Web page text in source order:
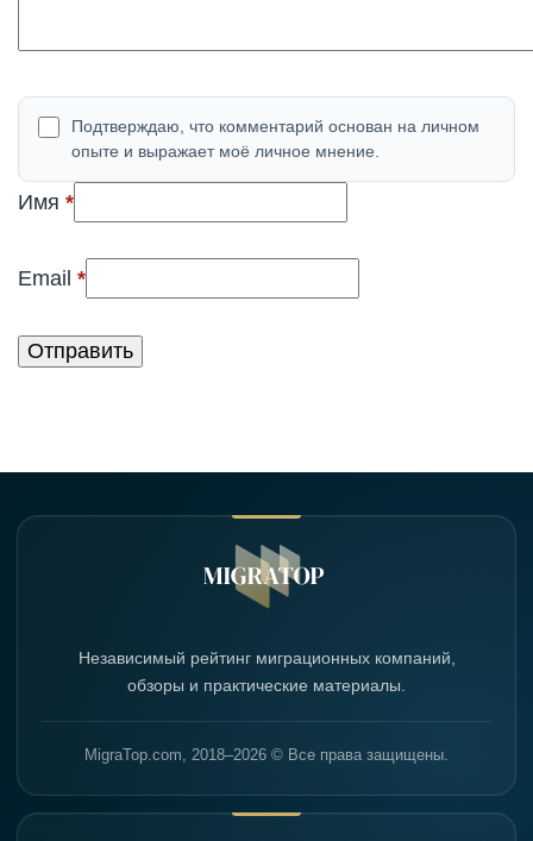
Подтверждаю, что комментарий основан на личном
опыте и выражает моё личное мнение.
Имя *(обязательно)
Email *(обязательно)
Независимый рейтинг миграционных компаний,
обзоры и практические материалы.
MigraTop.com, 2018–2026 © Все права защищены.